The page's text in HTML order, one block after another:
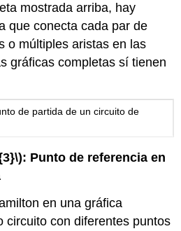
mostrada arriba, hay
que conecta cada par de
o múltiples aristas en las
gráficas completas sí tienen
de partida de un circuito de
: Punto de referencia en
en una gráfica
circuito con diferentes puntos